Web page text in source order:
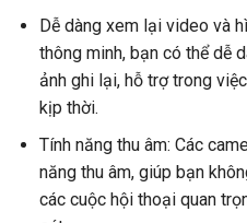
Dễ dàng xem lại video và
thông minh, bạn có thể dễ
ảnh ghi lại, hỗ trợ trong
kịp thời.
Tính năng thu âm: Các
năng thu âm, giúp bạn
các cuộc hội thoại quan